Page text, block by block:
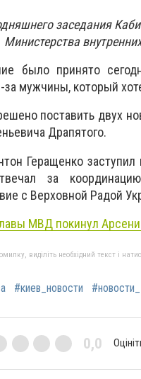
заседания
Министерства
было принято
за мужчины, который
поставить двух
Драпятого.
Геращенко
за
с Верховной Радой
МВД покинул
виділіть необхідний текст і
#киев_новости
0,0